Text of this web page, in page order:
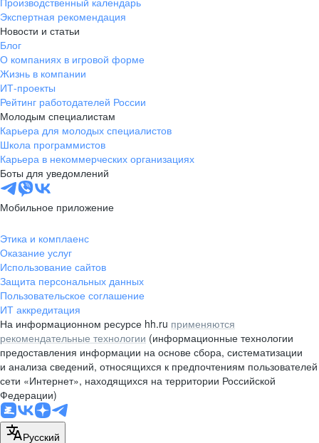
Экспертная рекомендация
Новости и статьи
Блог
О компаниях в игровой форме
Жизнь в компании
ИТ-проекты
Рейтинг работодателей России
Молодым специалистам
Карьера для молодых специалистов
Школа программистов
Карьера в некоммерческих организациях
Боты для уведомлений
Мобильное приложение
Этика и комплаенс
Оказание услуг
Использование сайтов
Защита персональных данных
Пользовательское соглашение
ИТ аккредитация
На информационном ресурсе hh.ru применяются
рекомендательные технологии (информационные технологии
предоставления информации на основе сбора, систематизации
и анализа сведений, относящихся к предпочтениям пользователей
сети «Интернет», находящихся на территории Российской
Федерации)
Русский